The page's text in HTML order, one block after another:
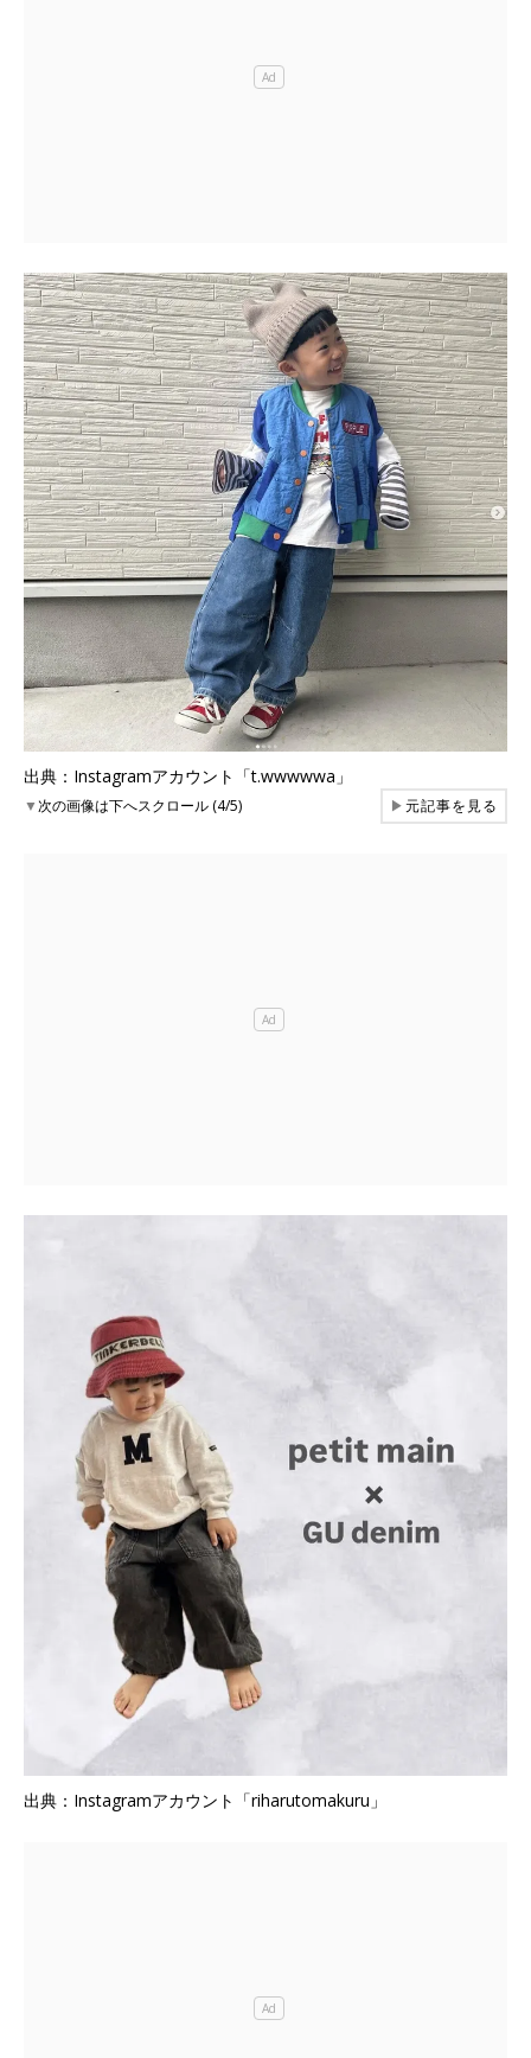
出典：Instagramアカウント「t.wwwwwa」
▼次の画像は下へスクロール (4/5) ▶元記事を見る
出典：Instagramアカウント「riharutomakuru」